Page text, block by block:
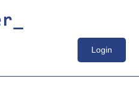
Login